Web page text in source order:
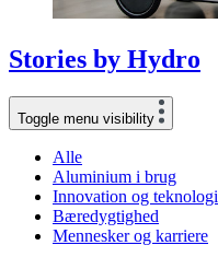
Stories by Hydro
Toggle menu visibility
Alle
Aluminium i brug
Innovation og teknologi
Bæredygtighed
Mennesker og karriere